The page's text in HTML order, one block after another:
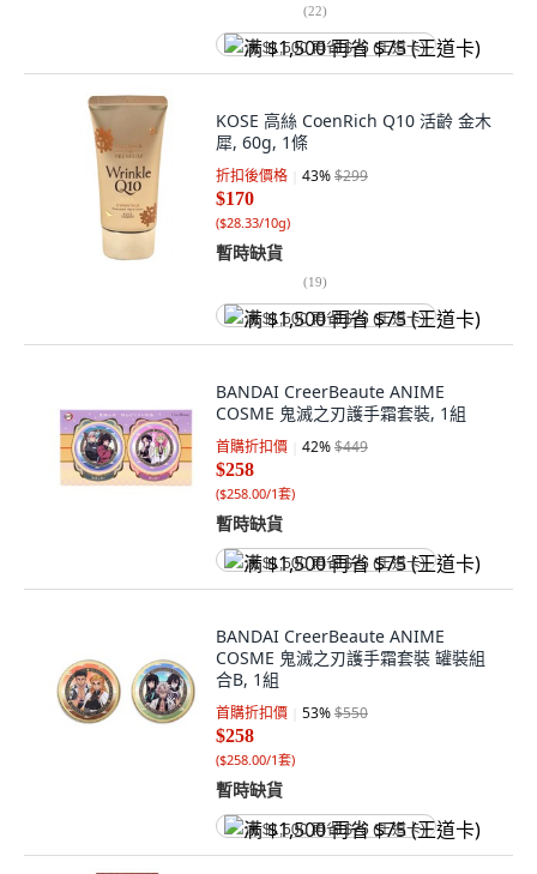
(22)
满 $1,500 再省 $75 (王道卡)
KOSE 高絲 CoenRich Q10 活齡 金木
犀, 60g, 1條
折扣後價格 43%$299
$170
($28.33/10g)
暫時缺貨
(19)
满 $1,500 再省 $75 (王道卡)
BANDAI CreerBeaute ANIME
COSME 鬼滅之刃護手霜套裝, 1組
首購折扣價 42%$449
$258
($258.00/1套)
暫時缺貨
满 $1,500 再省 $75 (王道卡)
BANDAI CreerBeaute ANIME
COSME 鬼滅之刃護手霜套裝 罐裝組
合B, 1組
首購折扣價 53%$550
$258
($258.00/1套)
暫時缺貨
满 $1,500 再省 $75 (王道卡)